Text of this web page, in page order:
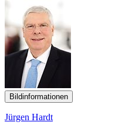
Bildinformationen
Jürgen Hardt